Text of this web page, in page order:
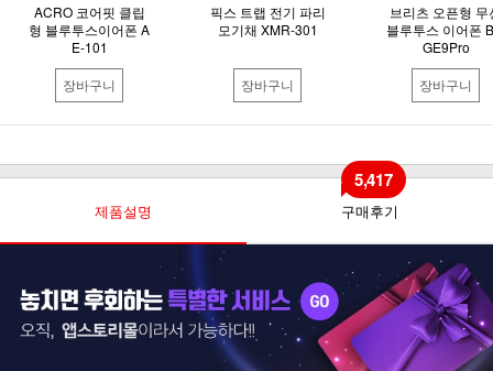
ACRO 코어핏 클립
형 블루투스이어폰 A
E-101
장바구니
픽스 트랩 전기 파리
모기채 XMR-301
장바구니
브리츠 오픈형 무
블루투스 이어폰
GE9Pro
장바구니
제품설명 구매후기
5,417